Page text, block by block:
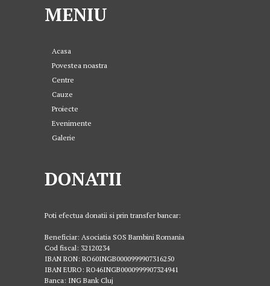
MENIU
Acasa
Povestea noastra
Centre
Cauze
Proiecte
Evenimente
Galerie
DONATII
Poti efectua donatii si prin transfer bancar:
Beneficiar: Asociatia SOS Bambini Romania
Cod fiscal: 32120234
IBAN RON: RO60INGB0000999907316250
IBAN EURO: RO46INGB0000999907324941
Banca: ING Bank Cluj